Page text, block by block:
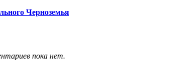
Черноземья
пока нет.